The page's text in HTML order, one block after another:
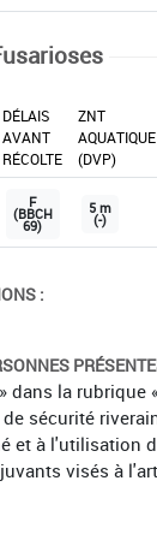
DÉLAIS
AVANT
RÉCOLTE
ZNT
AQUATIQUE
(DVP)
F
(BBCH
69)
5 m
(-)
:
dans la
sécurité
et à l'utilisation
visés à